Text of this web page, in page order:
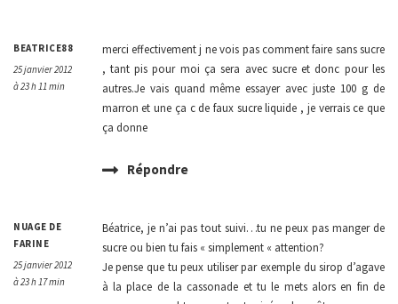
BEATRICE88
25 janvier 2012
à 23 h 11 min
merci effectivement j ne vois pas comment faire sans sucre
, tant pis pour moi ça sera avec sucre et donc pour les
autres.Je vais quand même essayer avec juste 100 g de
marron et une ça c de faux sucre liquide , je verrais ce que
ça donne
Répondre
NUAGE DE
FARINE
25 janvier 2012
à 23 h 17 min
Béatrice, je n’ai pas tout suivi…tu ne peux pas manger de
sucre ou bien tu fais « simplement « attention?
Je pense que tu peux utiliser par exemple du sirop d’agave
à la place de la cassonade et tu le mets alors en fin de